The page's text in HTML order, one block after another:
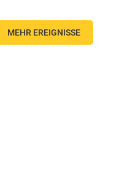
MEHR EREIGNISSE